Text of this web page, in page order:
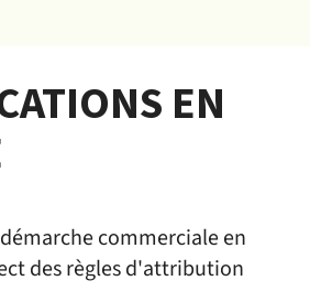
EN
commerciale en
des règles d'attribution